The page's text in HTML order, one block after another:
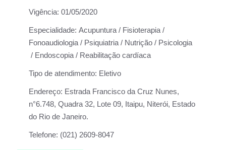
Vigência: 01/05/2020
Especialidade: Acupuntura / Fisioterapia /
Fonoaudiologia / Psiquiatria / Nutrição / Psicologia
/ Endoscopia / Reabilitação cardíaca
Tipo de atendimento: Eletivo
Endereço: Estrada Francisco da Cruz Nunes,
n°6.748, Quadra 32, Lote 09, Itaipu, Niterói, Estado
do Rio de Janeiro.
Telefone: (021) 2609-8047